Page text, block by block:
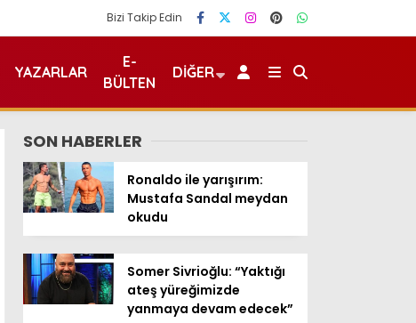
Bizi Takip Edin
YAZARLAR
E-
BÜLTEN
DIĞER
SON HABERLER
Ronaldo ile yarışırım:
Mustafa Sandal meydan
okudu
Somer Sivrioğlu: “Yaktığı
ateş yüreğimizde
yanmaya devam edecek”